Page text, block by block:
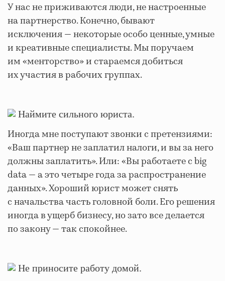
У нас не приживаются люди, не настроенные
на партнерство. Конечно, бывают
исключения — некоторые особо ценные, умные
и креативные специалисты. Мы поручаем
им «менторство» и стараемся добиться
их участия в рабочих группах.
Наймите сильного юриста.
Иногда мне поступают звонки с претензиями:
«Ваш партнер не заплатил налоги, и вы за него
должны заплатить». Или: «Вы работаете с big
data — а это четыре года за распространение
данных». Хороший юрист может снять
с начальства часть головной боли. Его решения
иногда в ущерб бизнесу, но зато все делается
по закону — так спокойнее.
Не приносите работу домой.